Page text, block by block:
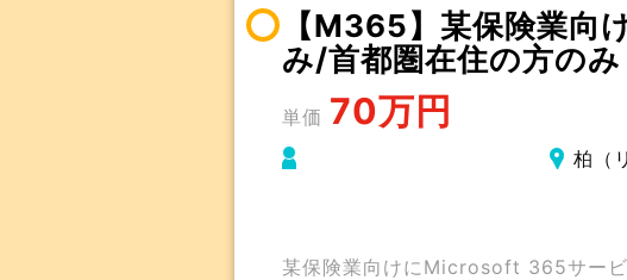
【M365】某保険業
み/首都圏在住の方のみ
単価 70万円
柏（
某保険業向けにMicrosoft 365サービ